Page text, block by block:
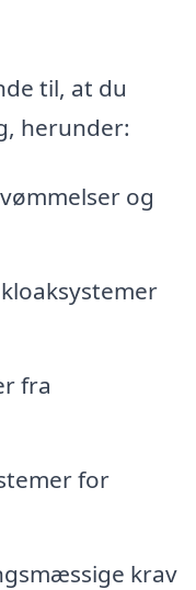
til, at du
herunder:
og
fra
for
krav